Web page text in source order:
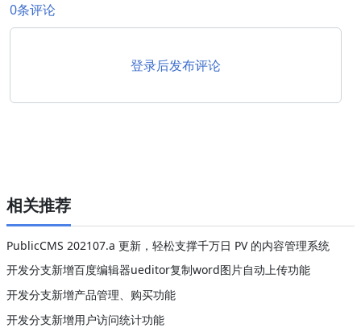
0条评论
登录后发布评论
相关推荐
PublicCMS 202107.a 更新，轻松支撑千万日 PV 的内容管理系统
开发分支新增百度编辑器ueditor复制word图片自动上传功能
开发分支新增产品管理、购买功能
开发分支新增用户访问统计功能